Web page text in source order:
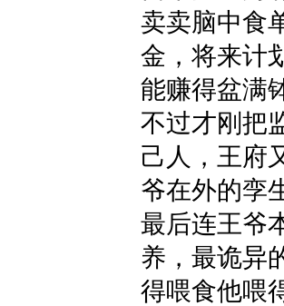
卖卖脑中食
金，将来计
能赚得盆满
不过才刚把
己人，王府
爷在外的孪
最后连王爷
养，最诡异
得喂食他